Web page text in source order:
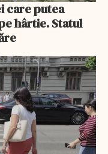
care putea
hârtie. Statul